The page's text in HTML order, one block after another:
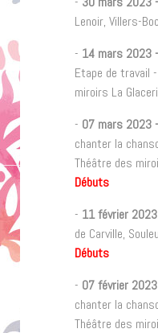
Lenoir, Villers-
- 14 mars 2023 -
Etape de travail
miroirs La
- 07 mars 2023 -
chanter la
Théâtre des
Débuts
- 11 février 2023
de Carville,
Débuts
- 07 février 2023
chanter la
Théâtre des